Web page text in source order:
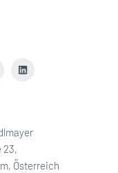
23,
Österreich
LinkedIn